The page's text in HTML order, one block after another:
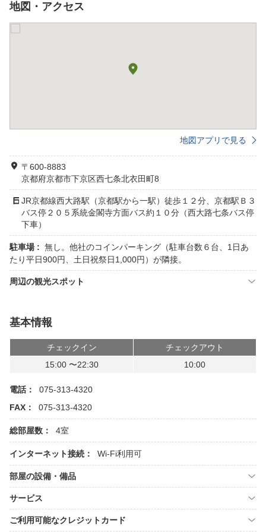
地図・アクセス
地図アプリで見る
〒600-8883
京都府京都市下京区西七条北衣田町8
JR京都線西大路駅（京都駅から一駅）徒歩１２分、京都駅Ｂ３
バス停２０５系統金閣寺方面バス約１０分（西大路七条バス停
下車）
駐車場 : 無し。他社のコインパーキング（駐車台数６台、1日あ
たり平日900円、土日祝祭日1,000円）が隣接。
周辺の観光スポット
基本情報
チェックイン
チェックアウト
15:00 〜22:30
10:00
電話：
075-313-4320
FAX：
075-313-4320
総部屋数： 4室
インターネット接続： Wi-Fi利用可
部屋の設備・備品
サービス
ご利用可能なクレジットカード